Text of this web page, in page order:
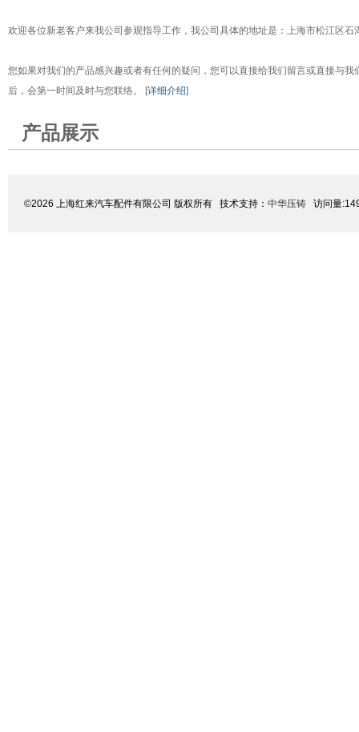
欢迎各位新老客户来我公司参观指导工作，我公司具体的地址是：上海市松江区石
您如果对我们的产品感兴趣或者有任何的疑问，您可以直接给我们留言或直接与我
后，会第一时间及时与您联络。 [详细介绍]
产品展示
©2026 上海红来汽车配件有限公司 版权所有 技术支持： 中华压铸 访问量